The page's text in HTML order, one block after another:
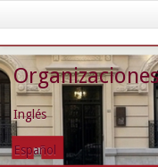
navigation
Inglés
Español